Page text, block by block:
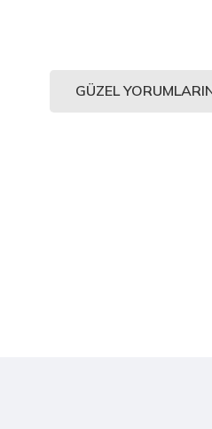
GÜZEL